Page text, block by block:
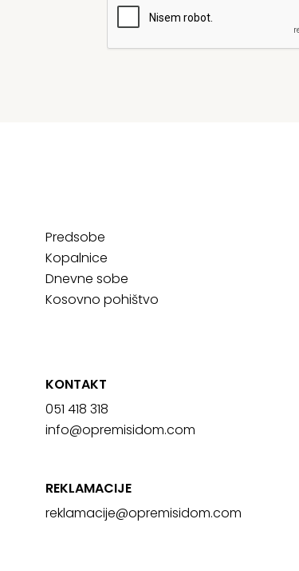
Predsobe
Kopalnice
Dnevne sobe
Kosovno pohištvo
KONTAKT
051 418 318
info@opremisidom.com
REKLAMACIJE
reklamacije@opremisidom.com